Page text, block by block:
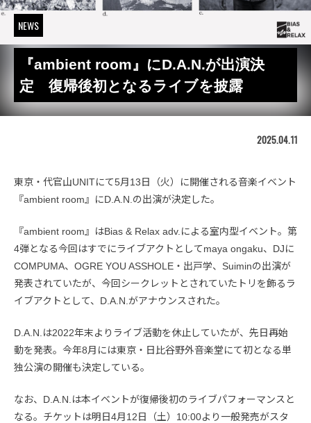
NEWS
『ambient room』にD.A.N.が出演決
定 復帰後初となるライブを披露
2025.04.11
東京・代官山UNITにて5月13日（火）に開催される音楽イベント
『ambient room』にD.A.N.の出演が決定した。
『ambient room』はBias & Relax adv.による室内型イベント。第
4弾となる今回はすでにライブアクトとしてmaya ongaku、DJに
COMPUMA、OGRE YOU ASSHOLE・出戸学、Suiminの出演が
発表されていたが、今回シークレットとされていたトリを飾るラ
イブアクトとして、D.A.N.がアナウンスされた。
D.A.N.は2022年末よりライブ活動を休止していたが、先日再始
動を発表。今年8月には東京・日比谷野外音楽堂にて初となる単
独公演の開催も決定している。
なお、D.A.N.は本イベントが復帰後初のライブパフォーマンスと
なる。チケットは明日4月12日（土）10:00より一般発売がスタ